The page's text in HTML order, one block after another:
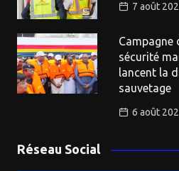
7 août
Campagne
sécurité
lancent la
sauvetage
6 août
Réseau Social